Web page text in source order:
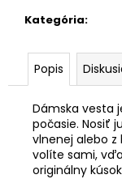
Kategória:
Popis
Dámska vesta
počasie. Nosiť
vlnenej alebo z
volíte sami,
originálny